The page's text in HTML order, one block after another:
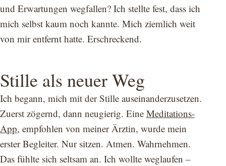
und Erwartungen wegfallen? Ich stellte fest, dass ich
mich selbst kaum noch kannte. Mich ziemlich weit
von mir entfernt hatte. Erschreckend.
Stille als neuer Weg
Ich begann, mich mit der Stille auseinanderzusetzen.
Zuerst zögernd, dann neugierig. Eine Meditations-
App, empfohlen von meiner Ärztin, wurde mein
erster Begleiter. Nur sitzen. Atmen. Wahrnehmen.
Das fühlte sich seltsam an. Ich wollte weglaufen –